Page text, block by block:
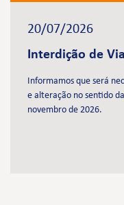
20/07/2026
Interdição de
Informamos que será
e alteração no sentido
novembro de 2026.